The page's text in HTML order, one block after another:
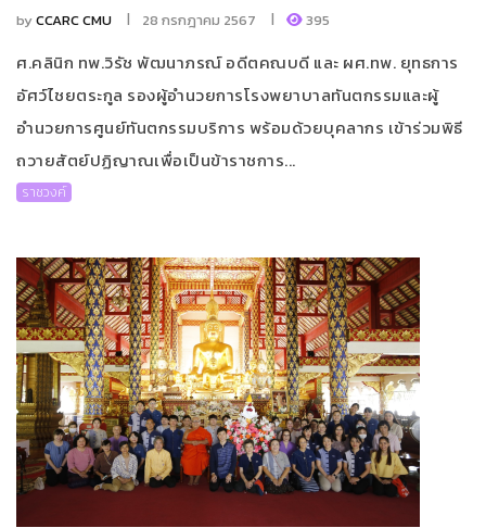
byCCARC CMU 28 กรกฎาคม 2567 395
ศ.คลินิก ทพ.วิรัช พัฒนาภรณ์ อดีตคณบดี และ ผศ.ทพ. ยุทธการ
อัศว์ไชยตระกูล รองผู้อำนวยการโรงพยาบาลทันตกรรมและผู้
อำนวยการศูนย์ทันตกรรมบริการ พร้อมด้วยบุคลากร เข้าร่วมพิธี
ถวายสัตย์ปฏิญาณเพื่อเป็นข้าราชการ...
ราชวงค์